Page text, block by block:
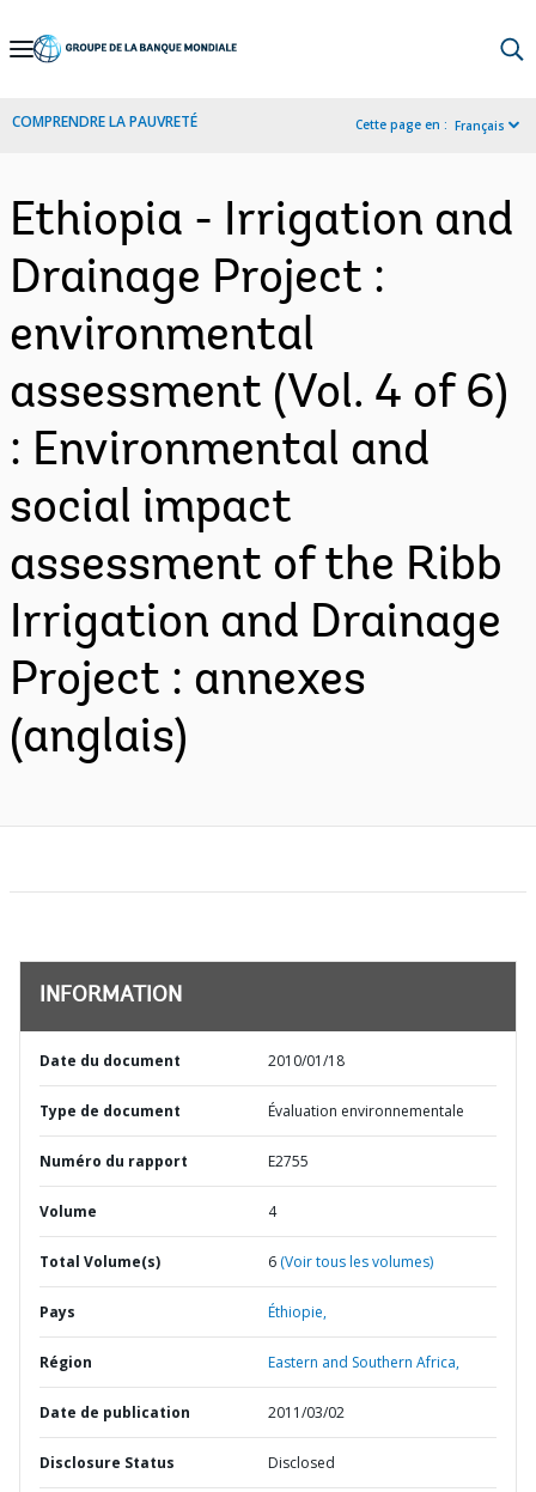
Skip
Navigation
COMPRENDRE LA PAUVRETÉ Cette page en : Français
Ethiopia - Irrigation and
Drainage Project :
environmental
assessment (Vol. 4 of 6)
: Environmental and
social impact
assessment of the Ribb
Irrigation and Drainage
Project : annexes
(anglais)
INFORMATION
Date du document 2010/01/18
Type de document Évaluation environnementale
Numéro du rapport E2755
Volume 4
Total Volume(s) 6 (Voir tous les volumes)
Pays Éthiopie,
Région Eastern and Southern Africa,
Date de publication 2011/03/02
Disclosure Status Disclosed